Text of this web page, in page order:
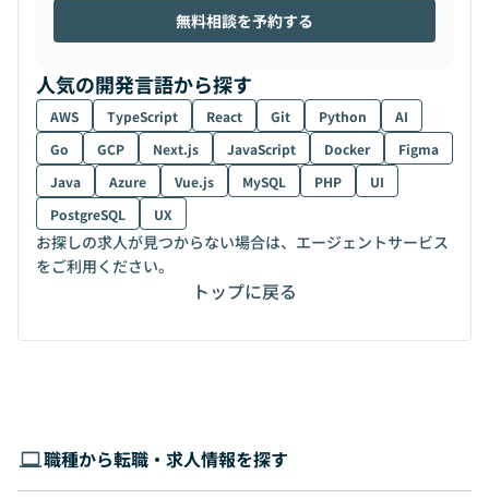
無料相談を予約する
人気の開発言語から探す
AWS TypeScript React Git Python
AI
Go
GCP Next.js JavaScript Docker
Figma
Java
Azure Vue.js MySQL PHP
UI
PostgreSQL
UX
お探しの求人が見つからない場合は、エージェントサービス
をご利用ください。
トップに戻る
職種から転職・求人情報を探す